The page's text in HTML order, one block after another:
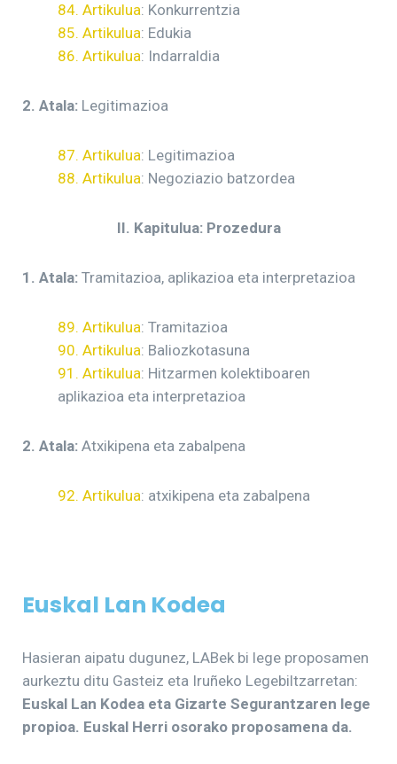
84. Artikulua: Konkurrentzia
85. Artikulua: Edukia
86. Artikulua: Indarraldia
2. Atala: Legitimazioa
87. Artikulua: Legitimazioa
88. Artikulua: Negoziazio batzordea
II. Kapitulua: Prozedura
1. Atala: Tramitazioa, aplikazioa eta interpretazioa
89. Artikulua: Tramitazioa
90. Artikulua: Baliozkotasuna
91. Artikulua: Hitzarmen kolektiboaren
aplikazioa eta interpretazioa
2. Atala: Atxikipena eta zabalpena
92. Artikulua: atxikipena eta zabalpena
Euskal Lan Kodea
Hasieran aipatu dugunez, LABek bi lege proposamen
aurkeztu ditu Gasteiz eta Iruñeko Legebiltzarretan:
Euskal Lan Kodea eta Gizarte Segurantzaren lege
propioa. Euskal Herri osorako proposamena da.